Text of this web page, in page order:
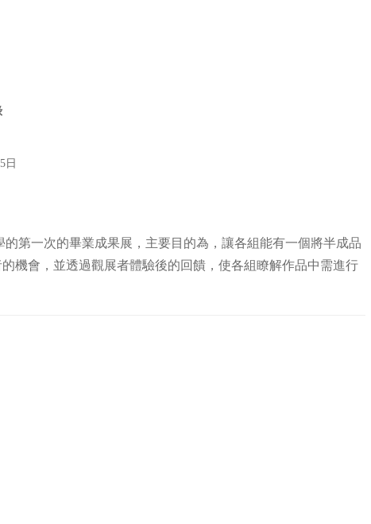
日
一次的畢業成果展，主要目的為，讓各組能有一個將半成品
機會，並透過觀展者體驗後的回饋，使各組瞭解作品中需進行